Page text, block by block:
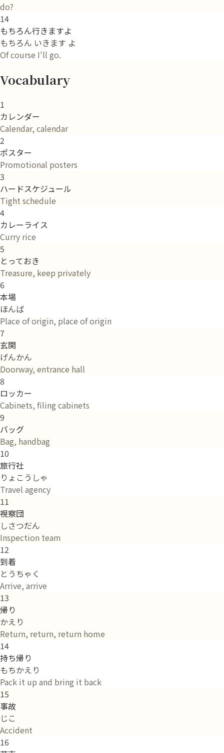
do?
14
もちろん行きますよ
もちろん いきます よ
Of course I'll go.
Vocabulary
1
カレンダー
Calendar, calendar
2
ポスター
Promotional posters
3
ハードスケジュール
Tight schedule
4
カレーライス
Curry rice
5
とっておき
Treasure, keep privately
6
本場
ほんば
Place of origin, place of origin
7
玄関
げんかん
Doorway, entrance hall
8
ロッカー
Cabinets, filing cabinets
9
バッグ
Bag, handbag
10
旅行社
りょこうしゃ
Travel agency
11
視察団
しさつだん
Inspection team
12
到着
とうちゃく
Arrive, arrive
13
帰り
かえり
Return, return, return home
14
持ち帰り
もちかえり
Pack it up and bring it back
15
事故
じこ
Accident
16